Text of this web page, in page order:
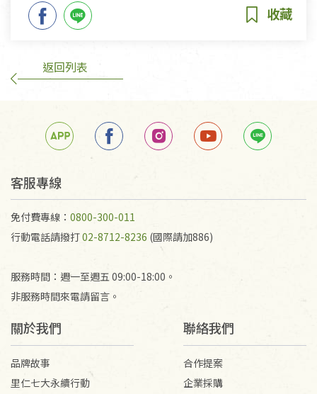
返回列表
客服專線
免付費專線： 0800-300-011
行動電話請撥打02-8712-8236 (國際請加886)
服務時間：週一至週五 09:00-18:00。
非服務時間來電請留言。
關於我們
品牌故事
里仁七大永續行動
聯絡我們
合作提案
企業採購